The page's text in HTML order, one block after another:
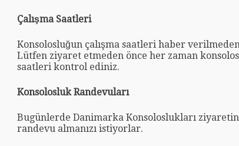
Çalışma Saatleri
Konsolosluğun çalışma saatleri haber
Lütfen ziyaret etmeden önce her zaman
saatleri kontrol ediniz.
Konsolosluk Randevuları
Bugünlerde Danimarka Konsoloslukları
randevu almanızı istiyorlar.